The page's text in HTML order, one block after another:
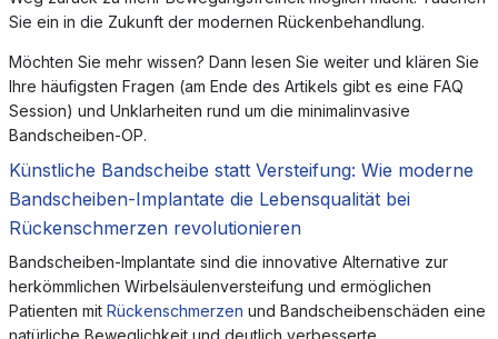
Sie ein in die Zukunft der modernen Rückenbehandlung.
Möchten Sie mehr wissen? Dann lesen Sie weiter und klären Sie
Ihre häufigsten Fragen (am Ende des Artikels gibt es eine FAQ
Session) und Unklarheiten rund um die minimalinvasive
Bandscheiben-OP.
Künstliche Bandscheibe statt Versteifung: Wie moderne
Bandscheiben-Implantate die Lebensqualität bei
Rückenschmerzen revolutionieren
Bandscheiben-Implantate sind die innovative Alternative zur
herkömmlichen Wirbelsäulenversteifung und ermöglichen
Patienten mit Rückenschmerzen und Bandscheibenschäden eine
natürliche Beweglichkeit und deutlich verbesserte